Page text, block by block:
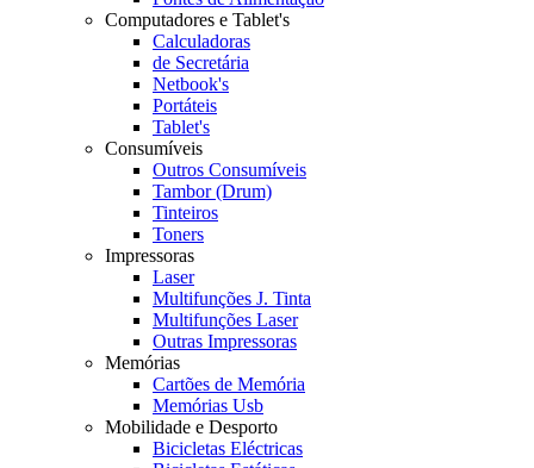
Computadores e Tablet's
Calculadoras
de Secretária
Netbook's
Portáteis
Tablet's
Consumíveis
Outros Consumíveis
Tambor (Drum)
Tinteiros
Toners
Impressoras
Laser
Multifunções J. Tinta
Multifunções Laser
Outras Impressoras
Memórias
Cartões de Memória
Memórias Usb
Mobilidade e Desporto
Bicicletas Eléctricas